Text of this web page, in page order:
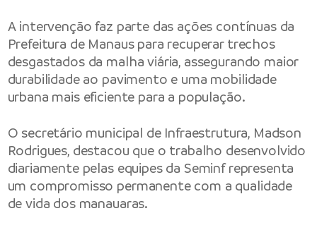
A intervenção faz parte das ações contínuas da
Prefeitura de Manaus para recuperar trechos
desgastados da malha viária, assegurando maior
durabilidade ao pavimento e uma mobilidade
urbana mais eficiente para a população.
O secretário municipal de Infraestrutura, Madson
Rodrigues, destacou que o trabalho desenvolvido
diariamente pelas equipes da Seminf representa
um compromisso permanente com a qualidade
de vida dos manauaras.